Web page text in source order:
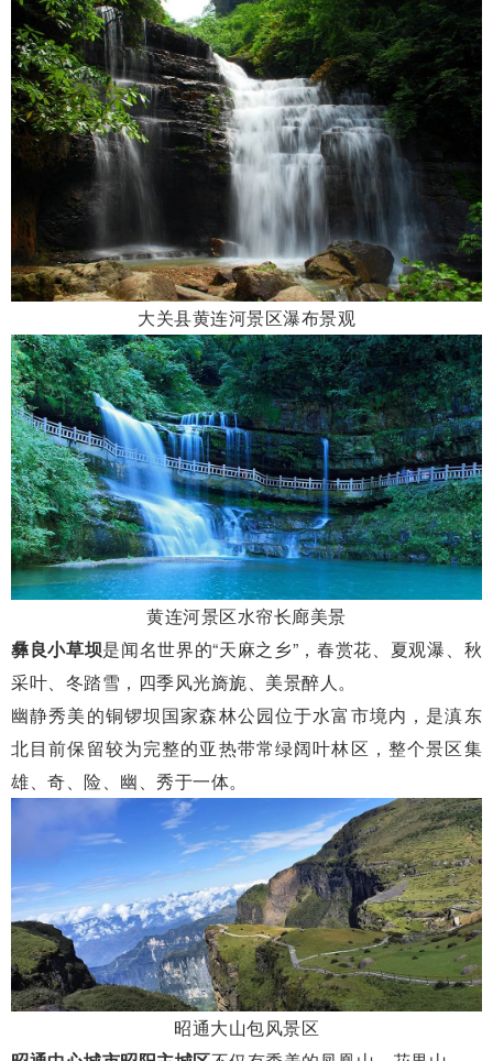
大关县黄连河景区瀑布景观
黄连河景区水帘长廊美景
彝良小草坝是闻名世界的“天麻之乡”，春赏花、夏观瀑、秋
采叶、冬踏雪，四季风光旖旎、美景醉人。
幽静秀美的铜锣坝国家森林公园位于水富市境内，是滇东
北目前保留较为完整的亚热带常绿阔叶林区，整个景区集
雄、奇、险、幽、秀于一体。
昭通大山包风景区